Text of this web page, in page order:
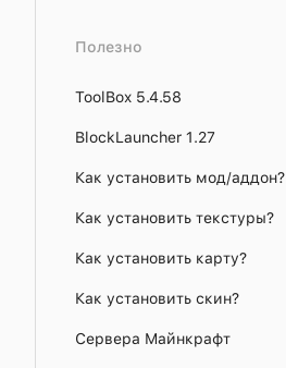
Полезно
ToolBox 5.4.58
BlockLauncher 1.27
Как установить мод/аддон?
Как установить текстуры?
Как установить карту?
Как установить скин?
Сервера Майнкрафт